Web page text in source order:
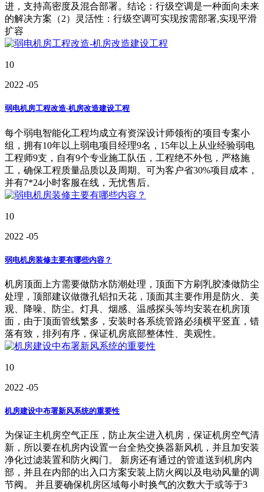
进，支持高密度及混合部署。结论：行级空调是一种面向未来
的解决方案（2）灵活性：行级空调可实现按需部署,实现平滑
扩容
10
2022 -05
弱电机房工程改造-机房改造建设工程
每个弱电智能化工程均成立有资深设计师领衔的项目专案小
组，拥有10年以上弱电项目经理9名，15年以上从业经验弱电
工程师9支，自有9个专业施工队伍，工程绝不外包，严格施
工，确保工程质量品质以及周期。可为客户省30%项目成本，
并有7*24小时客服在线，无忧售后。
10
2022 -05
弱电机房装修主要有哪些内容？
机房顶面上方需要做防水防潮处理，顶面下方刷乳胶漆做防尘
处理，顶部建议做微孔铝扣天花，顶面其主要作用是防火、美
观、降噪、防尘。灯具、烟感、温感探头等均安装在机房顶
面，由于顶面管线繁多，安装时各系统管路必须横平竖直，错
落有致，排列有序，保证机房底部整体性、美观性。
10
2022 -05
机房建设中布署新风系统的重要性
为保证主机房空气正压，防止灰尘进入机房，保证机房空气清
新，所以要在机房内设置一台全热交换器新风机，并且加安装
净化过滤装置和防火阀门。 新房还有通过的管道送到机房内
部，并且在内部的出入口方案安装上防火阀以及电动风量的调
节阀。 并且要确保机房区域每小时换气的次数大于或等于3